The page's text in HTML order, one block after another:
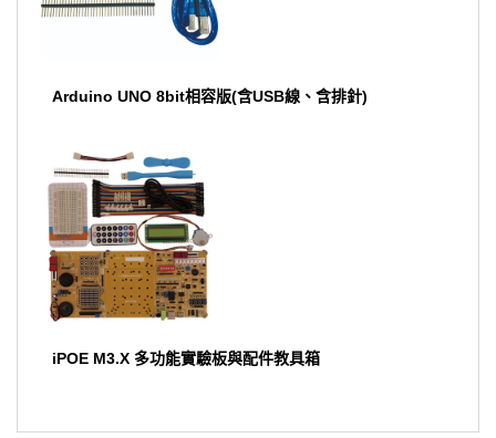
Arduino UNO 8bit相容版(含USB線、含排針)
iPOE M3.X 多功能實驗板與配件教具箱